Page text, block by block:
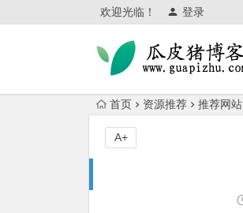
欢迎光临！ 登录
首页 资源推荐 推荐网站
A+